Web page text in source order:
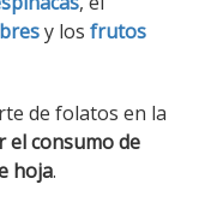
y los frutos
de folatos en la
el consumo de
hoja.